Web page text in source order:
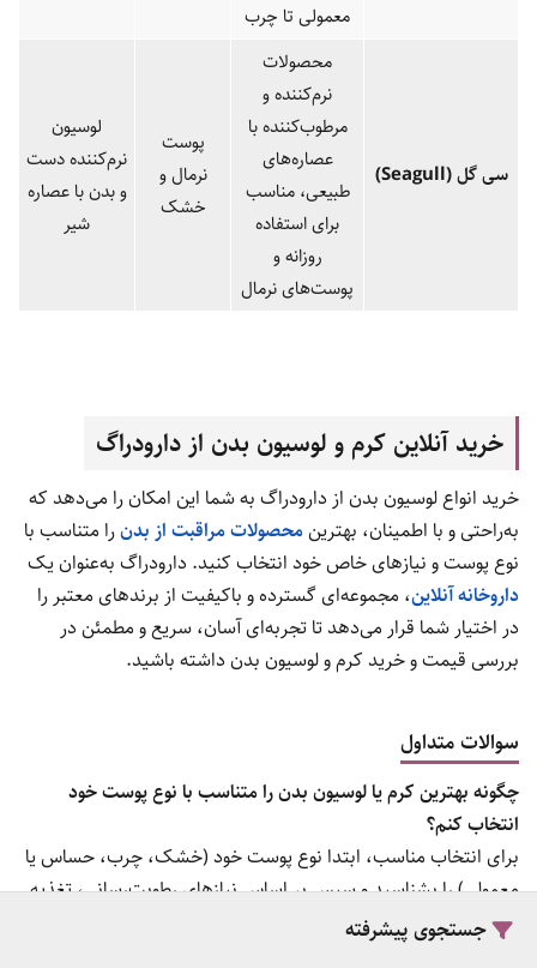
جستجوی پیشرفته
معمولی تا چرب
سی گل(Seagull)
محصولات
نرم‌کننده و
مرطوب‌کننده با
عصاره‌های
طبیعی، مناسب
برای استفاده
روزانه و
پوست‌های نرمال
پوست
نرمال و
خشک
لوسیون
نرم‌کننده دست
و بدن با عصاره
شیر
خرید آنلاین کرم و لوسیون بدن از دارودراگ
خرید انواع لوسیون بدن از دارودراگ به شما این امکان را می‌دهد که
به‌راحتی و با اطمینان، بهترینمحصولات مراقبت از بدنرا متناسب با
نوع پوست و نیازهای خاص خود انتخاب کنید. دارودراگ به‌عنوان یک
داروخانه آنلاین، مجموعه‌ای گسترده و باکیفیت از برندهای معتبر را
در اختیار شما قرار می‌دهد تا تجربه‌ای آسان، سریع و مطمئن در
بررسی قیمت و خرید کرم و لوسیون بدن داشته باشید.
سوالات متداول
چگونه بهترین کرم یا لوسیون بدن را متناسب با نوع پوست خود
انتخاب کنم؟
برای انتخاب مناسب، ابتدا نوع پوست خود (خشک، چرب، حساس یا
معمولی) را بشناسید و سپس بر اساس نیازهای رطوبت‌رسانی، تغذیه
یا درمان، محصول مرتبط را انتخاب کنید. در دارودراگ توضیحات